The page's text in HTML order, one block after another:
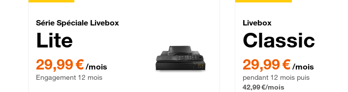
Série Spéciale Livebox Lite Fibre
Série Spéciale Livebox
Lite
29,99 € par mois , Engagement 12 mois
29,99 € /mois
Engagement 12 mois
Livebox
Livebox
Classic
29,99 € par mois pendant 12
29,99 € /mois
pendant 12 mois puis
42,99 €/mois